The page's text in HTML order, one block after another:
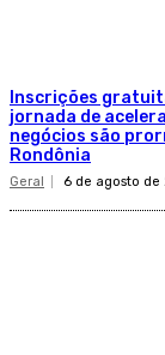
Inscrições
jornada de
negócios são
Rondônia
Geral 6 de agosto de